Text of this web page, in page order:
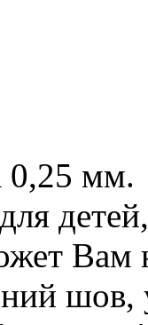
0,25 мм.
Вам
шов,